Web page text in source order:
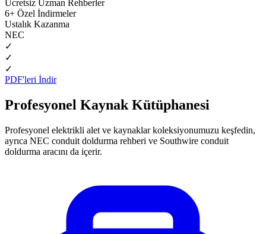
Ücretsiz Uzman Rehberler
6+ Özel İndirmeler
Ustalık Kazanma
NEC
✓
✓
✓
PDF'leri İndir
Profesyonel Kaynak Kütüphanesi
Profesyonel elektrikli alet ve kaynaklar koleksiyonumuzu keşfedin,
ayrıca NEC conduit doldurma rehberi ve Southwire conduit
doldurma aracını da içerir.